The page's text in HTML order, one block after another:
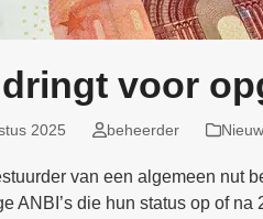
voor
2025 beheerder
van een algemeen nut
ANBI’s die hun status op of